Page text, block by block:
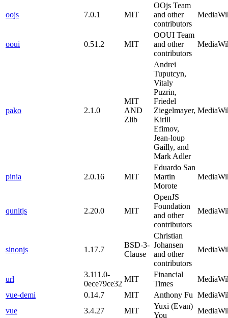
oojs 7.0.1 MIT
OOjs Team
and other
contributors
ooui 0.51.2 MIT
OOUI Team
and other
contributors
pako 2.1.0
MIT
AND
Zlib
Andrei
Tuputcyn,
Vitaly
Puzrin,
Friedel
Ziegelmayer,
Kirill
Efimov,
Jean-loup
Gailly, and
Mark Adler
pinia 2.0.16 MIT
Eduardo San
Martin
Morote
qunitjs 2.20.0 MIT
OpenJS
Foundation
and other
contributors
sinonjs 1.17.7
BSD-3-
Clause
Christian
Johansen
and other
contributors
url
3.111.0-
0ece79ce32
MIT
Financial
Times
vue-demi
0.14.7 MIT Anthony Fu
vue
3.4.27 MIT
Yuxi (Evan)
You